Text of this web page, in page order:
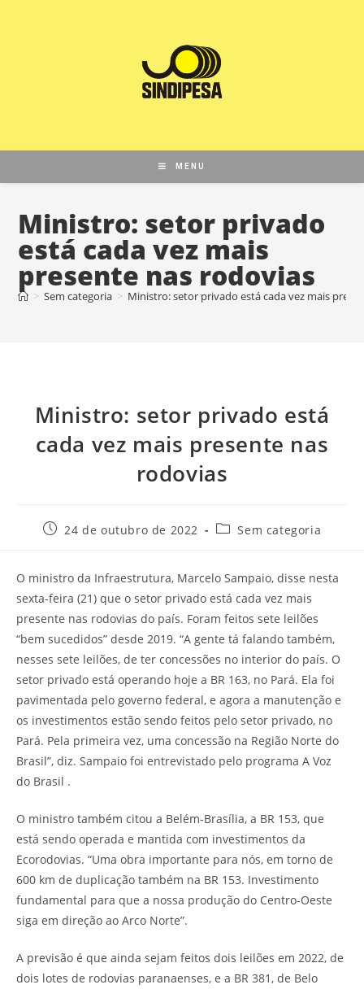
MENU
Ministro: setor privado
está cada vez mais
presente nas rodovias
> Sem categoria > Ministro: setor privado está cada vez mais
Ministro: setor privado está
cada vez mais presente nas
rodovias
24 de outubro de 2022 Sem categoria
O ministro da Infraestrutura, Marcelo Sampaio, disse nesta
sexta-feira (21) que o setor privado está cada vez mais
presente nas rodovias do país. Foram feitos sete leilões
“bem sucedidos” desde 2019. “A gente tá falando também,
nesses sete leilões, de ter concessões no interior do país. O
setor privado está operando hoje a BR 163, no Pará. Ela foi
pavimentada pelo governo federal, e agora a manutenção e
os investimentos estão sendo feitos pelo setor privado, no
Pará. Pela primeira vez, uma concessão na Região Norte do
Brasil”, diz. Sampaio foi entrevistado pelo programa A Voz
do Brasil .
O ministro também citou a Belém-Brasília, a BR 153, que
está sendo operada e mantida com investimentos da
Ecorodovias. “Uma obra importante para nós, em torno de
600 km de duplicação também na BR 153. Investimento
fundamental para que a nossa produção do Centro-Oeste
siga em direção ao Arco Norte”.
A previsão é que ainda sejam feitos dois leilões em 2022, de
dois lotes de rodovias paranaenses, e a BR 381, de Belo